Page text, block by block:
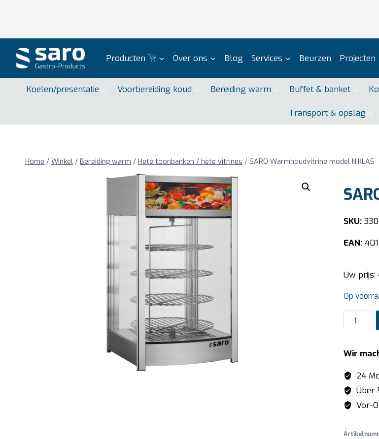
Producten Over ons Blog Services Beurzen Projecten
Koelen/presentatie Voorbereiding koud Bereiding warm Buffet & banket
Transport & opslag
Home / Winkel / Bereiding warm / Hete toonbanken / hete vitrines / SARO Warmhoudvitrine model NIKLAS
SKU:
EAN:
Uw prijs:
Op
SARO
NIKLAS
aantal
Wir
24
Über
Vor-